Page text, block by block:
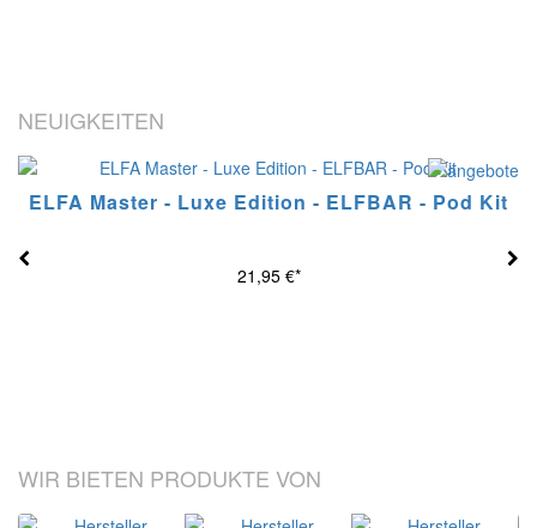
NEUIGKEITEN
ELFA Master - Luxe Edition - ELFBAR - Pod Kit
21,95 €*
WIR BIETEN PRODUKTE VON